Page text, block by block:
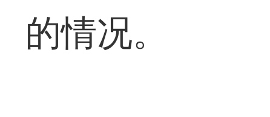
的情况。